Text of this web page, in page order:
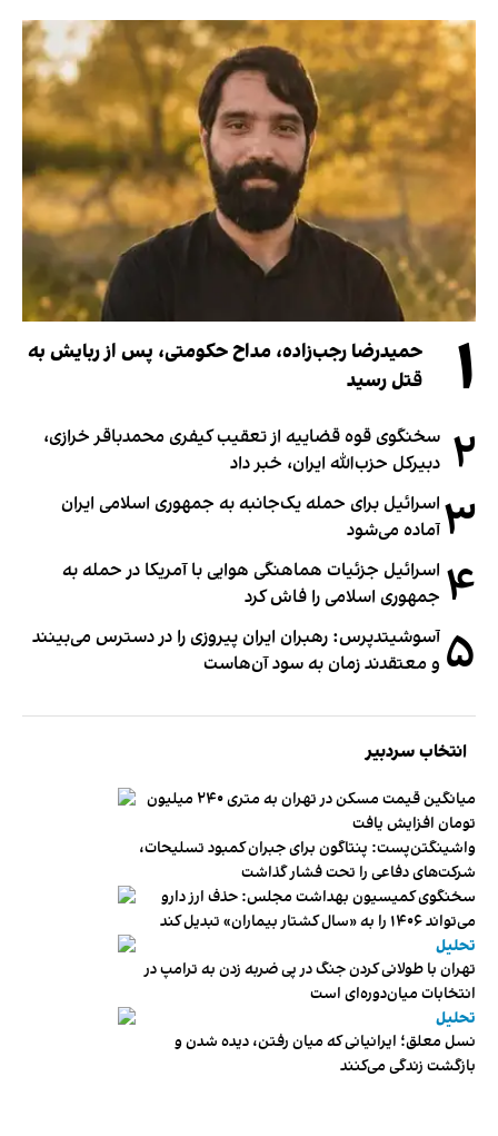
۱
حمیدرضا رجب‌زاده، مداح حکومتی، پس از ربایش به
قتل رسید
۲ سخنگوی قوه قضاییه از تعقیب کیفری محمدباقر خرازی،
دبیر‌کل حزب‌الله ایران، خبر داد
۳ اسرائیل برای حمله یک‌جانبه به جمهوری اسلامی ایران
آماده می‌شود
۴ اسرائیل جزئیات هماهنگی هوایی با آمریکا در حمله به
جمهوری اسلامی را فاش کرد
۵ آسوشیتدپرس: رهبران ایران پیروزی را در دسترس می‌بینند
و معتقدند زمان به سود آن‌هاست
انتخاب سردبیر
میانگین قیمت مسکن در تهران به متری ۲۴۰ میلیون
تومان افزایش یافت
واشینگتن‌پست: پنتاگون برای جبران کمبود تسلیحات،
شرکت‌های دفاعی را تحت فشار گذاشت
سخنگوی کمیسیون بهداشت مجلس: حذف ارز دارو
می‌تواند ۱۴۰۶ را به «سال کشتار بیماران» تبدیل کند
تحلیل
تهران با طولانی کردن جنگ در پی ضربه زدن به ترامپ در
انتخابات میان‌دوره‌ای است
تحلیل
نسل معلق؛ ایرانیانی که میان رفتن، دیده شدن و
بازگشت زندگی می‌کنند